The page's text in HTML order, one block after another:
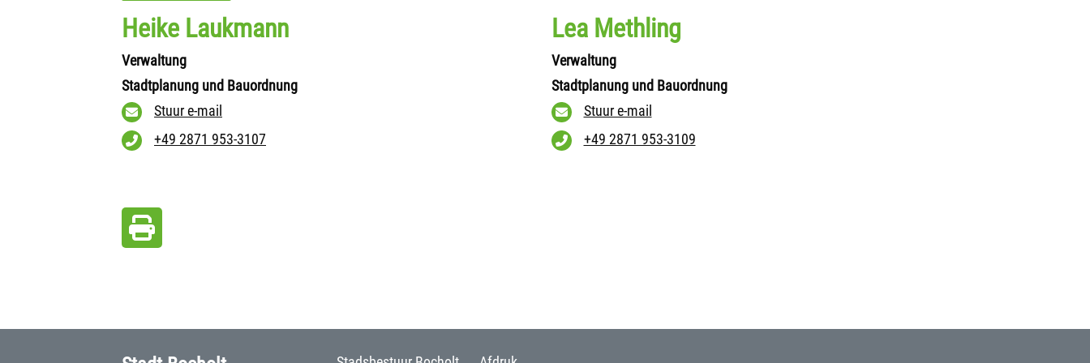
Heike Laukmann
Verwaltung
Stadtplanung und Bauordnung
Stuur e-mail
+49 2871 953-3107
Lea Methling
Verwaltung
Stadtplanung und Bauordnung
Stuur e-mail
+49 2871 953-3109